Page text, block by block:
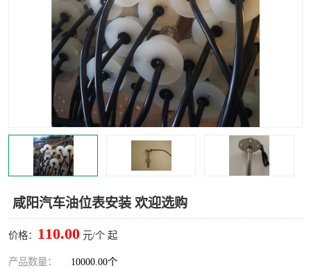
咸阳汽车油位表安装 欢迎选购
价格： 110.00 元/个 起
产品数量： 10000.00个
磁翻板液位计 转速表